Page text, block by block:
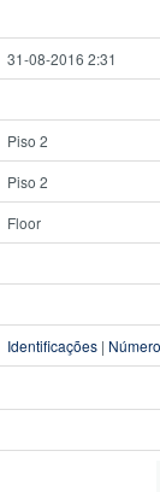
31-08-2016 2:31
Piso 2
Piso 2
Floor
Identificações |